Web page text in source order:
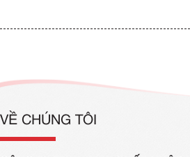
1. Ý nghĩa quan trọng
Bảo vệ cho nhân viên phục vụ
Chiếc tạp dề tạo ra một lớp bảo vệ
VỀ CHÚNG TÔI